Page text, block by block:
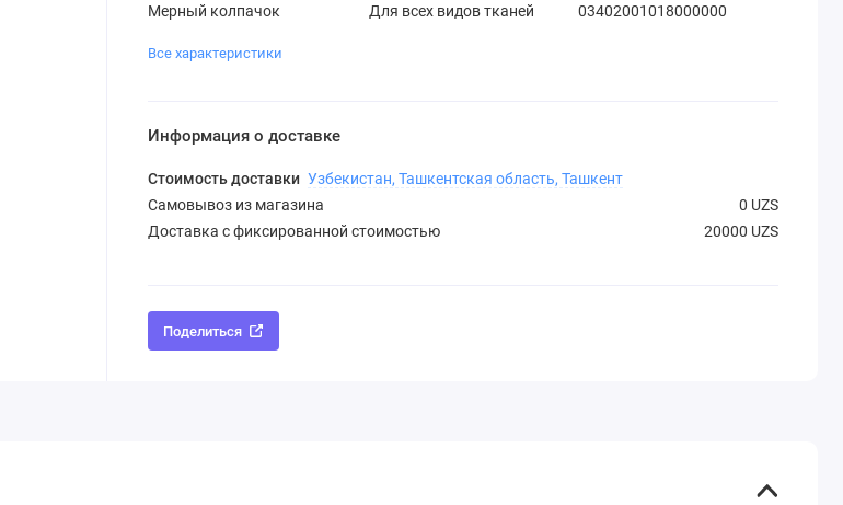
Мерный колпачок Для всех видов тканей 03402001018000000
Все характеристики
Информация о доставке
Стоимость доставки Узбекистан, Ташкентская область, Ташкент
Самовывоз из магазина
0 UZS
Доставка с фиксированной стоимостью
20000 UZS
Поделиться